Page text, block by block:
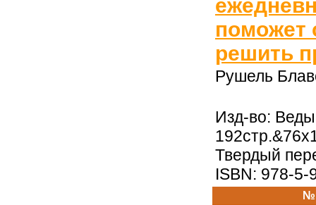
поможет
решить
Рушель
Изд-во:
Твердый
ISBN: 978-5-